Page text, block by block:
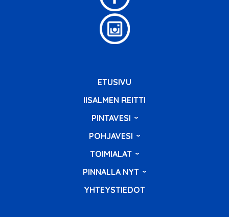
ETUSIVU
IISALMEN REITTI
PINTAVESI
POHJAVESI
TOIMIALAT
PINNALLA NYT
YHTEYSTIEDOT